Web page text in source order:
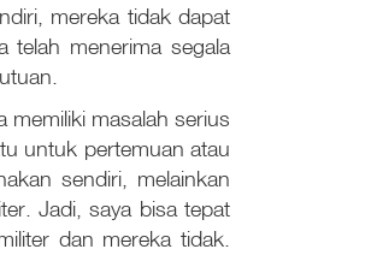
mereka tidak dapat
telah menerima segala
memiliki masalah serius
untuk pertemuan atau
sendiri, melainkan
Jadi, saya bisa tepat
dan mereka tidak.